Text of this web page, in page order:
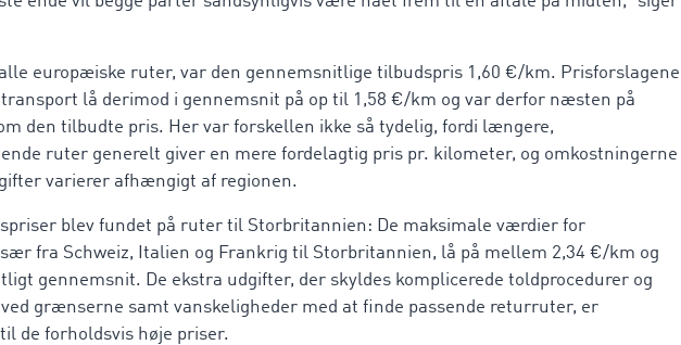
europæiske ruter, var den gennemsnitlige tilbudspris 1,60 €/km. Prisforslagene
lå derimod i gennemsnit på op til 1,58 €/km og var derfor næsten på
den tilbudte pris. Her var forskellen ikke så tydelig, fordi længere,
ruter generelt giver en mere fordelagtig pris pr. kilometer, og omkostningerne
varierer afhængigt af regionen.
blev fundet på ruter til Storbritannien: De maksimale værdier for
fra Schweiz, Italien og Frankrig til Storbritannien, lå på mellem 2,34 €/km og
gennemsnit. De ekstra udgifter, der skyldes komplicerede toldprocedurer og
grænserne samt vanskeligheder med at finde passende returruter, er
de forholdsvis høje priser.